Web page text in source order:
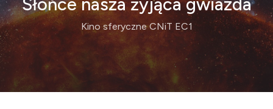
Kino sferyczne CNiT EC1